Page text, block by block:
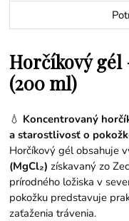
Horčíkový
(200 ml)
💧 Koncentrovaný
a starostlivosť o
Horčíkový gél obsahuje
(MgCl₂) získavaný zo
prírodného ložiska v
pokožku predstavuje
zaťaženia trávenia.